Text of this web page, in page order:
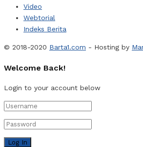
Video
Webtorial
Indeks Berita
© 2018-2020 Barta1.com - Hosting by
Welcome Back!
Login to your account below